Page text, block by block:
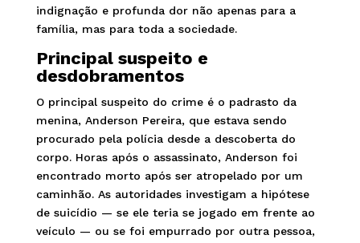
indignação e profunda dor não apenas para a
família, mas para toda a sociedade.
Principal suspeito e
desdobramentos
O principal suspeito do crime é o padrasto da
menina, Anderson Pereira, que estava sendo
procurado pela polícia desde a descoberta do
corpo. Horas após o assassinato, Anderson foi
encontrado morto após ser atropelado por um
caminhão. As autoridades investigam a hipótese
de suicídio — se ele teria se jogado em frente ao
veículo — ou se foi empurrado por outra pessoa,